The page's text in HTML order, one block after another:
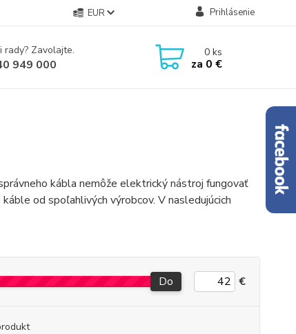
EUR Prihlásenie
rady? Zavolajte.
949 000
0ks
za 0 €
kábla nemôže elektrický nástroj fungovať
od spoľahlivých výrobcov. V nasledujúcich
Do €